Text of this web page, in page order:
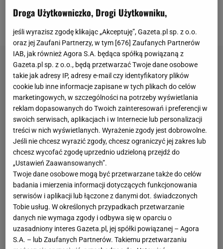
uczestnicy tego spotkania uczcili pamięć zmarłego
Droga Użytkowniczko, Drogi Użytkowniku,
jeśli wyrazisz zgodę klikając „Akceptuję”, Gazeta.pl sp. z o.o.
oraz jej Zaufani Partnerzy, w tym [676] Zaufanych Partnerów
IAB, jak również Agora S.A. będąca spółką powiązaną z
Gazeta.pl sp. z o.o., będą przetwarzać Twoje dane osobowe
takie jak adresy IP, adresy e-mail czy identyfikatory plików
cookie lub inne informacje zapisane w tych plikach do celów
marketingowych, w szczególności na potrzeby wyświetlania
reklam dopasowanych do Twoich zainteresowań i preferencji w
swoich serwisach, aplikacjach i w Internecie lub personalizacji
treści w nich wyświetlanych. Wyrażenie zgody jest dobrowolne.
Jeśli nie chcesz wyrazić zgody, chcesz ograniczyć jej zakres lub
chcesz wycofać zgodę uprzednio udzieloną przejdź do
„Ustawień Zaawansowanych”.
Twoje dane osobowe mogą być przetwarzane także do celów
badania i mierzenia informacji dotyczących funkcjonowania
serwisów i aplikacji lub łączone z danymi dot. świadczonych
Tobie usług. W określonych przypadkach przetwarzanie
danych nie wymaga zgody i odbywa się w oparciu o
uzasadniony interes Gazeta.pl, jej spółki powiązanej – Agora
S.A. – lub Zaufanych Partnerów. Takiemu przetwarzaniu